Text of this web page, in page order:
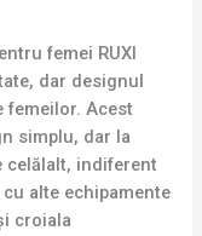
femei RUXI
dar designul
femeilor. Acest
simplu, dar la
celălalt, indiferent
alte echipamente
croiala